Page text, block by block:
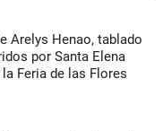
Arelys Henao, tablado
por Santa Elena
Feria de las Flores